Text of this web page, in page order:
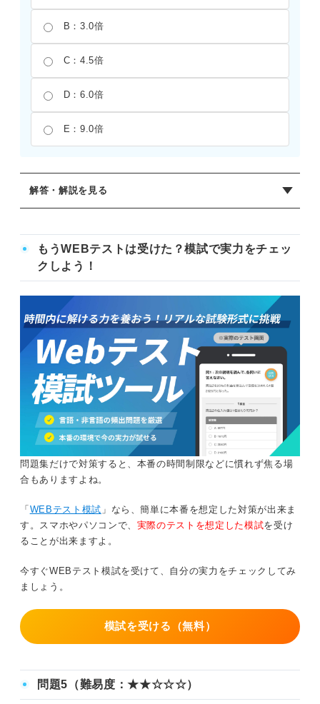
B：3.0倍
C：4.5倍
D：6.0倍
E：9.0倍
解答・解説を見る
円柱の体積は、底面積×高さで求められる。底面の半径が3
倍になると、底面積は3の2乗で9倍になる。そこに0.5倍の
高さが掛け合わせられるため、9×0.5＝4.5となる。したが
だけを追うのではなく、高さの変化も合わせて考慮するこ
とが正解を導くために必要である。計算の過程で、累乗の
処理と小数の扱いを間違えないように注意したい。
もうWEBテストは受けた？模試で実力をチェッ
クしよう！
問題集だけで対策すると、本番の時間制限などに慣れず焦る場
合もありますよね。
「 WEBテスト模試 」なら、簡単に本番を想定した対策が出来ま
す。スマホやパソコンで、 実際のテストを想定した模試を受け
ることが出来ますよ。
今すぐWEBテスト模試を受けて、自分の実力をチェックしてみ
ましょう。
模試を受ける（無料）
問題5（難易度：★★☆☆☆）